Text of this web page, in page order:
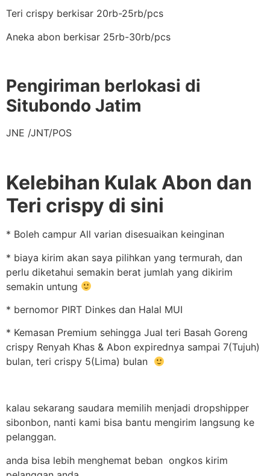
Teri crispy berkisar 20rb-25rb/pcs
Aneka abon berkisar 25rb-30rb/pcs
Pengiriman berlokasi di
Situbondo Jatim
JNE /JNT/POS
Kelebihan Kulak Abon dan
Teri crispy di sini
* Boleh campur All varian disesuaikan keinginan
* biaya kirim akan saya pilihkan yang termurah, dan
perlu diketahui semakin berat jumlah yang dikirim
semakin untung
* bernomor PIRT Dinkes dan Halal MUI
* Kemasan Premium sehingga Jual teri Basah Goreng
crispy Renyah Khas & Abon expirednya sampai 7(Tujuh)
bulan, teri crispy 5(Lima) bulan
kalau sekarang saudara memilih menjadi dropshipper
sibonbon, nanti kami bisa bantu mengirim langsung ke
pelanggan.
anda bisa lebih menghemat beban ongkos kirim